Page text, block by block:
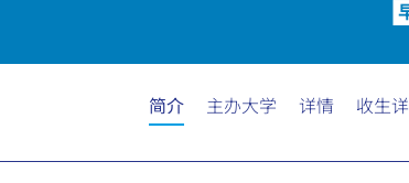
简介 主办大学 详情 收生